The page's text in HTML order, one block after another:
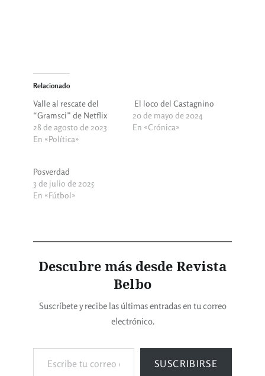
Relacionado
Valle al rescate del
“Gramsci” de Netflix
28 de agosto de 2023
En «Política»
El loco del Castagnino
20 de mayo de 2024
En «Crónica»
Posverdad
3 de julio de 2025
En «Fútbol»
Descubre más desde Revista
Belbo
Suscríbete y recibe las últimas entradas en tu correo
electrónico.
SUSCRIBIRSE